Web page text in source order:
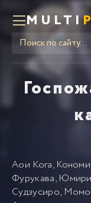
MULTI
Аои Кога,
Фурукава,
Судзусиро, Момо